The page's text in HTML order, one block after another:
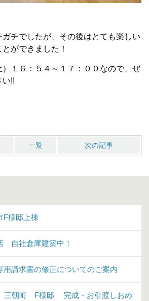
チでしたが、その後はとても楽しい
ができました！
１６：５４～１７：００なので、ぜ
い!!
一覧 次の記事
F様邸上棟
自社倉庫建築中！
用請求書の修正についてのご案内
三朝町 F様邸 完成・お引渡しおめ